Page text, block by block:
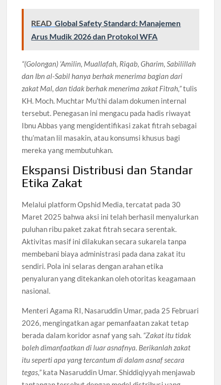
READ Global Safety Standard: Manajemen
Arus Mudik 2026 dan Protokol WFA
“(Golongan) ‘Amilin, Muallafah, Riqab, Gharim, Sabilillah
dan Ibn al-Sabil hanya berhak menerima bagian dari
zakat Mal, dan tidak berhak menerima zakat Fitrah,”tulis
KH. Moch. Muchtar Mu’thi dalam dokumen internal
tersebut. Penegasan ini mengacu pada hadis riwayat
Ibnu Abbas yang mengidentifikasi zakat fitrah sebagai
thu’matan lil masakin, atau konsumsi khusus bagi
mereka yang membutuhkan.
Ekspansi Distribusi dan Standar
Etika Zakat
Melalui platform Opshid Media, tercatat pada 30
Maret 2025 bahwa aksi ini telah berhasil menyalurkan
puluhan ribu paket zakat fitrah secara serentak.
Aktivitas masif ini dilakukan secara sukarela tanpa
membebani biaya administrasi pada dana zakat itu
sendiri. Pola ini selaras dengan arahan etika
penyaluran yang ditekankan oleh otoritas keagamaan
nasional.
Menteri Agama RI, Nasaruddin Umar, pada 25 Februari
2026, mengingatkan agar pemanfaatan zakat tetap
berada dalam koridor asnaf yang sah. “Zakat itu tidak
boleh dimanfaatkan di luar asnafnya. Berikanlah zakat
itu seperti apa yang tercantum di dalam asnaf secara
tegas,” kata Nasaruddin Umar. Shiddiqiyyah menjawab